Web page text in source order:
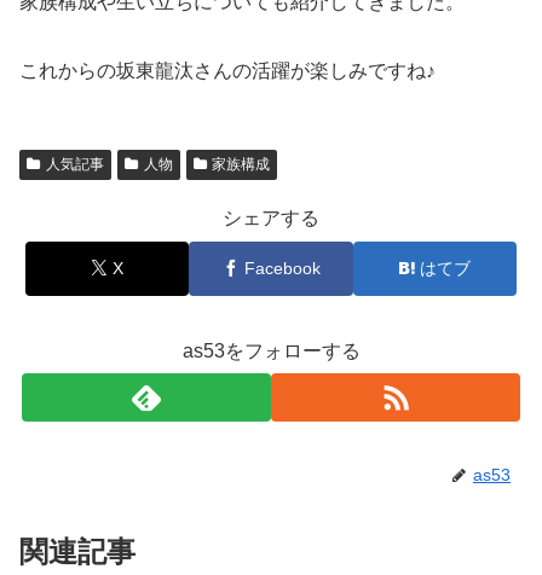
これからの坂東龍汰さんの活躍が楽しみですね♪
人気記事 人物 家族構成
シェアする
X Facebook はてブ
as53をフォローする
as53
関連記事